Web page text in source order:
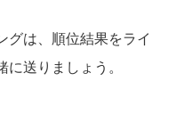
グは、順位結果をライ
送りましょう。